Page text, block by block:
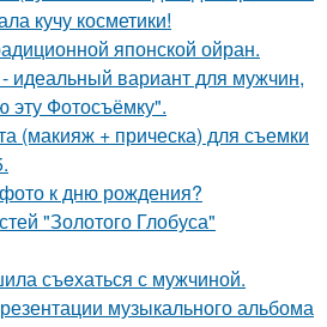
кучу косметики!
японской ойран.
идеальный вариант для мужчин,
эту Фотосъёмку".
(макияж + прическа) для съемки
к дню рождения?
"Золотого Глобуса"
съeхаться с мужчиной.
музыкального альбома